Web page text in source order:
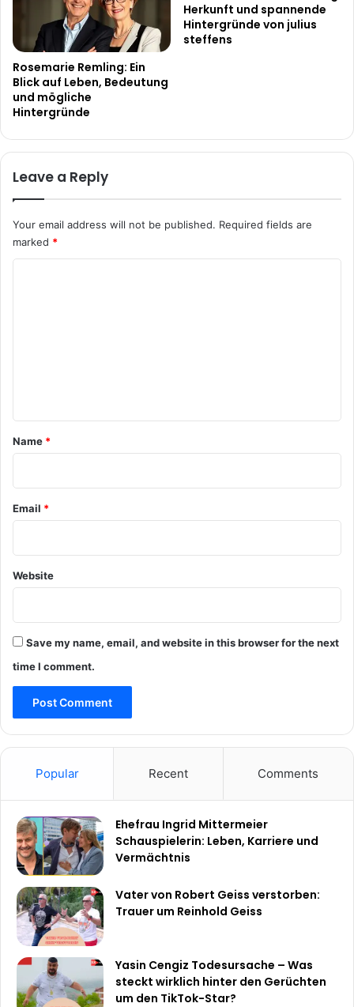
Rosemarie Remling: Ein
Blick auf Leben, Bedeutung
und mögliche
Hintergründe
Herkunft und spannende
Hintergründe von julius
steffens
Leave a Reply
Your email address will not be published. Required fields are
marked *
*
Name *
Email *
Website
Save my name, email, and website in this browser for the next
time I comment.
Popular Recent Comments
Ehefrau Ingrid Mittermeier
Schauspielerin: Leben, Karriere und
Vermächtnis
Vater von Robert Geiss verstorben:
Trauer um Reinhold Geiss
Yasin Cengiz Todesursache – Was
steckt wirklich hinter den Gerüchten
um den TikTok-Star?